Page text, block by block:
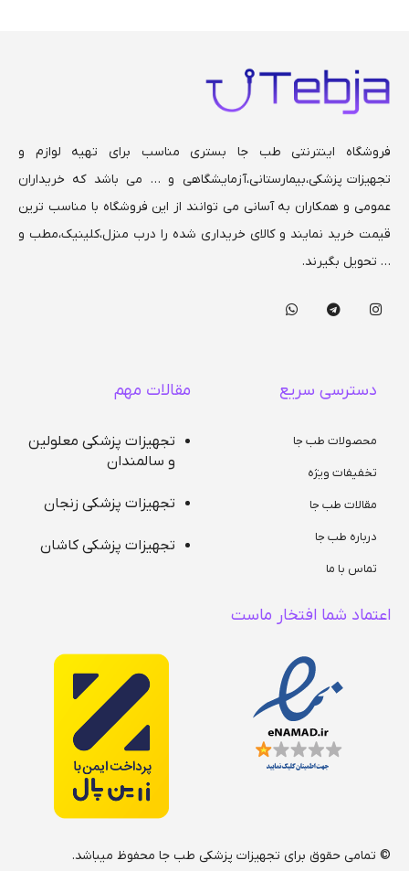
فروشگاه اینترنتی طب جا بستری مناسب برای تهیه لوازم و
تجهیزات پزشکی،بیمارستانی،آزمایشگاهی و … می باشد که خریداران
عمومی و همکاران به آسانی می توانند از این فروشگاه با مناسب ترین
قیمت خرید نمایند و کالای خریداری شده را درب منزل،کلینیک،مطب و
… تحویل بگیرند.
دسترسی سریع
محصولات طب جا
تخفیفات ویژه
مقالات طب جا
درباره طب جا
تماس با ما
مقالات مهم
تجهیزات پزشکی معلولین
و سالمندان
تجهیزات پزشکی زنجان
تجهیزات پزشکی کاشان
اعتماد شما افتخار ماست
© تمامی حقوق برای تجهیزات پزشکی طب جا محفوظ میباشد.